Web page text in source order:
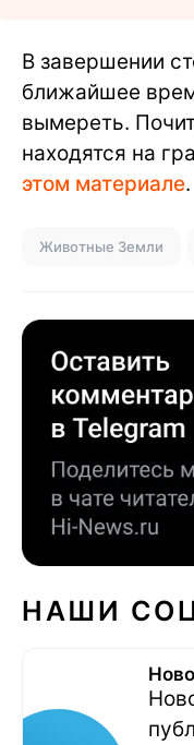
В завершении
ближайшее
вымереть.
находятся на
этом материале.
Животные Земли
НАШИ